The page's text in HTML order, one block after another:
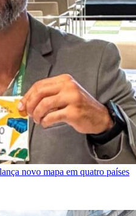
novo mapa em quatro países